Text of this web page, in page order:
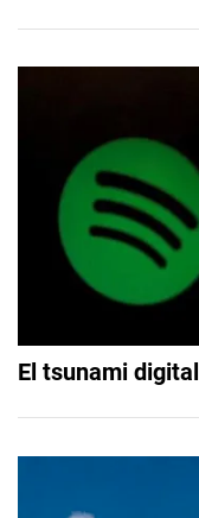
El tsunami digital